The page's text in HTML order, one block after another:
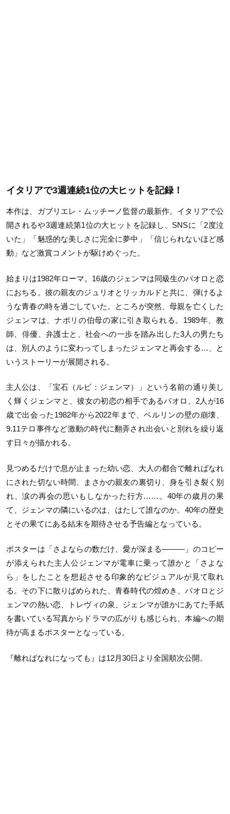
イタリアで3週連続1位の大ヒットを記録！
本作は、ガブリエレ・ムッチーノ監督の最新作。イタリアで公
開されるや3週連続第1位の大ヒットを記録し、SNSに「2度泣
いた」「魅惑的な美しさに完全に夢中」「信じられないほど感
動」など激賞コメントが駆けめぐった。
始まりは1982年ローマ。16歳のジェンマは同級生のパオロと恋
におちる。彼の親友のジュリオとリッカルドと共に、弾けるよ
うな青春の時を過ごしていた。ところが突然、母親を亡くした
ジェンマは、ナポリの伯母の家に引き取られる。1989年、教
師、俳優、弁護士と、社会への一歩を踏み出した3人の男たち
は、別人のように変わってしまったジェンマと再会する…、と
いうストーリーが展開される。
主人公は、「宝石（ルビ：ジェンマ）」という名前の通り美し
く輝くジェンマと、彼女の初恋の相手であるパオロ。2人が16
歳で出会った1982年から2022年まで、ベルリンの壁の崩壊、
9.11テロ事件など激動の時代に翻弄され出会いと別れを繰り返
す日々が描かれる。
見つめるだけで息が止まった幼い恋、大人の都合で離ればなれ
にされた切ない時間、まさかの親友の裏切り、身を引き裂く別
れ、涙の再会の思いもしなかった行方……。40年の歳月の果
て、ジェンマの隣にいるのは、はたして誰なのか。40年の歴史
とその果てにある結末を期待させる予告編となっている。
ポスターは「さよならの数だけ、愛が深まる―――」のコピー
が添えられた主人公ジェンマが電車に乗って誰かと「さよな
ら」をしたことを想起させる印象的なビジュアルが見て取れ
る。その下に散りばめられた、青春時代の煌めき、パオロとジ
ェンマの熱い恋、トレヴィの泉、ジェンマが誰かにあてた手紙
を書いている写真からドラマの広がりも感じられ、本編への期
待が高まるポスターとなっている。
『離ればなれになっても』は12月30日より全国順次公開。